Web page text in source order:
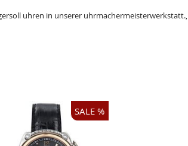
uhren in unserer uhrmachermeisterwerkstatt.,
WUNSCHLISTE
HINZUFÜGEN
VERGLEICHSLISTE
HINZUFÜGEN
SALE %